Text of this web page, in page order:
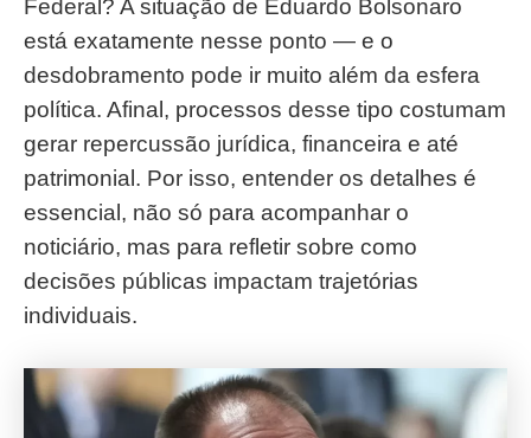
Federal? A situação de Eduardo Bolsonaro
está exatamente nesse ponto — e o
desdobramento pode ir muito além da esfera
política. Afinal, processos desse tipo costumam
gerar repercussão jurídica, financeira e até
patrimonial. Por isso, entender os detalhes é
essencial, não só para acompanhar o
noticiário, mas para refletir sobre como
decisões públicas impactam trajetórias
individuais.